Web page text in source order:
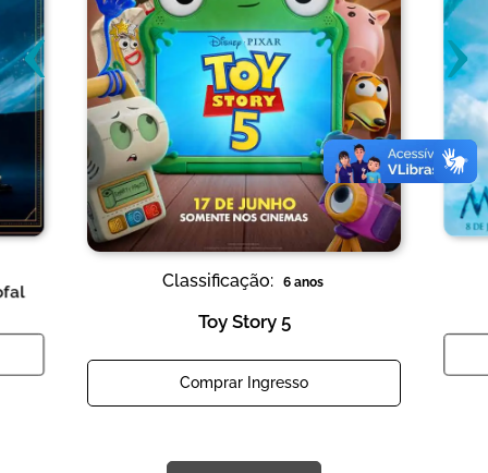
Classificação: 6 anos
Toy Story 5
Comprar Ingresso
‹ ›